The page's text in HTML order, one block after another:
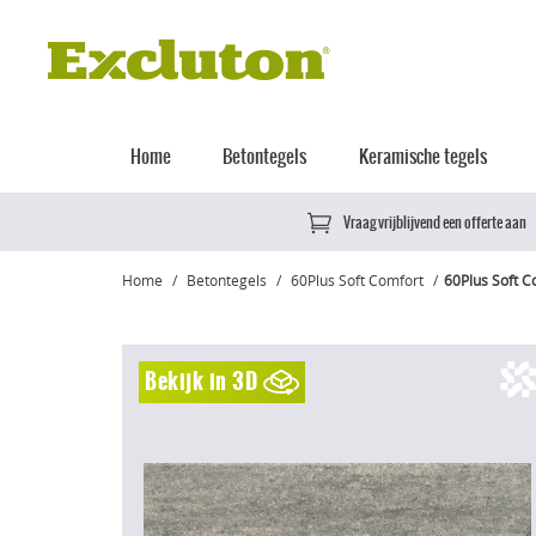
Home Betontegels Keramische tegels
Vraag vrijblijvend een offerte aan
Home Betontegels 60Plus Soft Comfort 60Plus Soft
Bekijk in 3D